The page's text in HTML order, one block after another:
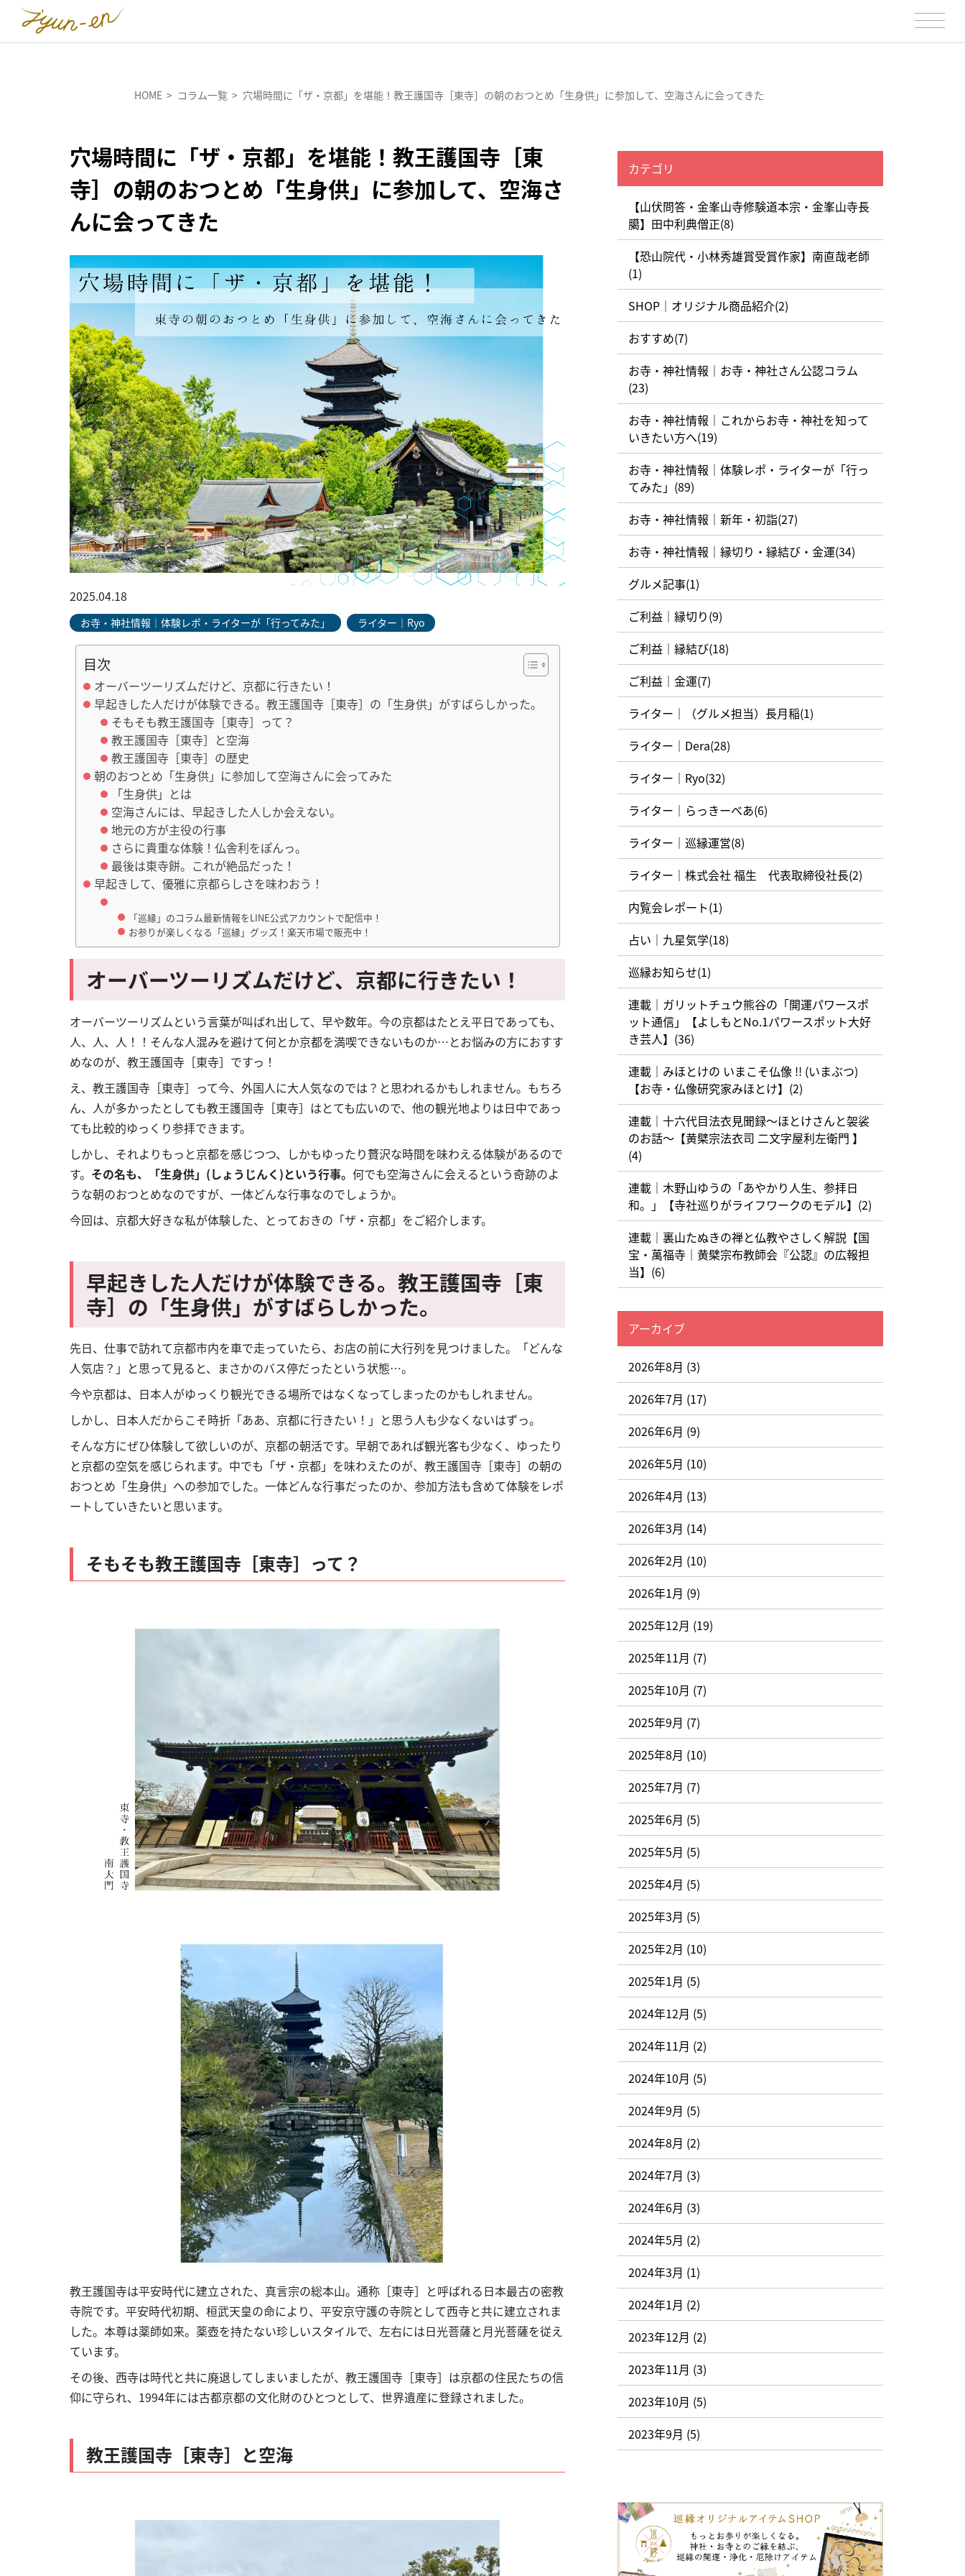
HOME コラム一覧 穴場時間に「ザ・京都」を堪能！教王護国寺［東寺］の朝のおつとめ「生身供」に参加して、空海さんに会ってきた
穴場時間に「ザ・京都」を堪能！教王護国寺［東
寺］の朝のおつとめ「生身供」に参加して、空海さ
んに会ってきた
2025.04.18
お寺・神社情報｜体験レポ・ライターが「行ってみた」 ライター｜Ryo
目次
オーバーツーリズムだけど、京都に行きたい！
早起きした人だけが体験できる。教王護国寺［東寺］の「生身供」がすばらしかった。
そもそも教王護国寺［東寺］って？
教王護国寺［東寺］と空海
教王護国寺［東寺］の歴史
朝のおつとめ「生身供」に参加して空海さんに会ってみた
「生身供」とは
空海さんには、早起きした人しか会えない。
地元の方が主役の行事
さらに貴重な体験！仏舎利をぽんっ。
最後は東寺餅。これが絶品だった！
早起きして、優雅に京都らしさを味わおう！
「巡縁」のコラム最新情報をLINE公式アカウントで配信中！
お参りが楽しくなる「巡縁」グッズ！楽天市場で販売中！
オーバーツーリズムだけど、京都に行きたい！
オーバーツーリズムという言葉が叫ばれ出して、早や数年。今の京都はたとえ平日であっても、
人、人、人！！ そんな人混みを避けて何とか京都を満喫できないものか…とお悩みの方におすす
めなのが、教王護国寺［東寺］ですっ！
え、教王護国寺［東寺］って今、外国人に大人気なのでは？と思われるかもしれません。もちろ
ん、人が多かったとしても教王護国寺［東寺］はとても広いので、他の観光地よりは日中であっ
ても比較的ゆっくり参拝できます。
しかし、それよりもっと京都を感じつつ、しかもゆったり贅沢な時間を味わえる体験があるので
す。 その名も、「生身供」(しょうじんく)という行事。 何でも空海さんに会えるという奇跡のよ
うな朝のおつとめなのですが、一体どんな行事なのでしょうか。
今回は、京都大好きな私が体験した、とっておきの「ザ・京都」をご紹介します。
早起きした人だけが体験できる。教王護国寺［東
寺］の「生身供」がすばらしかった。
先日、仕事で訪れて京都市内を車で走っていたら、お店の前に大行列を見つけました。「どんな
人気店？」と思って見ると、まさかのバス停だったという状態…。
今や京都は、日本人がゆっくり観光できる場所ではなくなってしまったのかもしれません。
しかし、日本人だからこそ時折「ああ、京都に行きたい！」と思う人も少なくないはずっ。
そんな方にぜひ体験して欲しいのが、京都の朝活です。早朝であれば観光客も少なく、ゆったり
と京都の空気を感じられます。中でも「ザ・京都」を味わえたのが、教王護国寺［東寺］の朝の
おつとめ「生身供」への参加でした。一体どんな行事だったのか、参加方法も含めて体験をレポ
ートしていきたいと思います。
そもそも教王護国寺［東寺］って？
教王護国寺は平安時代に建立された、真言宗の総本山。通称［東寺］と呼ばれる日本最古の密教
寺院です。平安時代初期、桓武天皇の命により、平安京守護の寺院として西寺と共に建立されま
した。本尊は薬師如来。薬壺を持たない珍しいスタイルで、左右には日光菩薩と月光菩薩を従え
ています。
その後、西寺は時代と共に廃退してしまいましたが、教王護国寺［東寺］は京都の住民たちの信
仰に守られ、 1994年には古都京都の文化財のひとつとして、世界遺産に登録されました。
教王護国寺［東寺］と空海
カテゴリ
【山伏問答・金峯山寺修験道本宗・金峯山寺長
臈】田中利典僧正(8)
【恐山院代・小林秀雄賞受賞作家】南直哉老師
(1)
SHOP｜オリジナル商品紹介(2)
おすすめ(7)
お寺・神社情報｜お寺・神社さん公認コラム
(23)
お寺・神社情報｜これからお寺・神社を知って
いきたい方へ(19)
お寺・神社情報｜体験レポ・ライターが「行っ
てみた」(89)
お寺・神社情報｜新年・初詣(27)
お寺・神社情報｜縁切り・縁結び・金運(34)
グルメ記事(1)
ご利益｜縁切り(9)
ご利益｜縁結び(18)
ご利益｜金運(7)
ライター｜（グルメ担当）長月稲(1)
ライター｜Dera(28)
ライター｜Ryo(32)
ライター｜らっきーべあ(6)
ライター｜巡縁運営(8)
ライター｜株式会社 福生 代表取締役社長(2)
内覧会レポート(1)
占い｜九星気学(18)
巡縁お知らせ(1)
連載｜ガリットチュウ熊谷の「開運パワースポ
ット通信」【よしもとNo.1パワースポット大好
き芸人】(36)
連載｜みほとけの いまこそ仏像 !! (いまぶつ)
【お寺・仏像研究家みほとけ】(2)
連載｜十六代目法衣見聞録〜ほとけさんと袈裟
のお話〜【黄檗宗法衣司 二文字屋利左衛門 】
(4)
連載｜木野山ゆうの「あやかり人生、参拝日
和。」【寺社巡りがライフワークのモデル】(2)
連載｜裏山たぬきの禅と仏教やさしく解説【国
宝・萬福寺｜黄檗宗布教師会『公認』の広報担
当】(6)
アーカイブ
2026年8月 (3)
2026年7月 (17)
2026年6月 (9)
2026年5月 (10)
2026年4月 (13)
2026年3月 (14)
2026年2月 (10)
2026年1月 (9)
2025年12月 (19)
2025年11月 (7)
2025年10月 (7)
2025年9月 (7)
2025年8月 (10)
2025年7月 (7)
2025年6月 (5)
2025年5月 (5)
2025年4月 (5)
2025年3月 (5)
2025年2月 (10)
2025年1月 (5)
2024年12月 (5)
2024年11月 (2)
2024年10月 (5)
2024年9月 (5)
2024年8月 (2)
2024年7月 (3)
2024年6月 (3)
2024年5月 (2)
2024年3月 (1)
2024年1月 (2)
2023年12月 (2)
2023年11月 (3)
2023年10月 (5)
2023年9月 (5)